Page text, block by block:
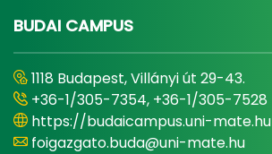
BUDAI CAMPUS
1118 Budapest, Villányi út 29-43.
+36-1/305-7354, +36-1/305-7528
https://budaicampus.uni-mate.hu
foigazgato.buda@uni-mate.hu